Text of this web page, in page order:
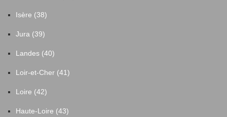
Isère (38)
Jura (39)
Landes (40)
Loir-et-Cher (41)
Loire (42)
Haute-Loire (43)